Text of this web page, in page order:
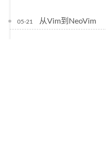
05-21 从Vim到NeoVim